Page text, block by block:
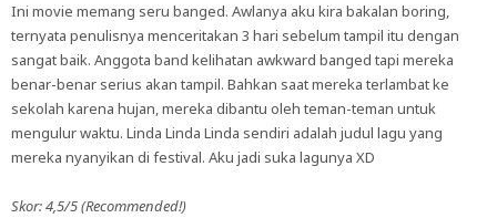
Ini movie memang seru banged. Awlanya aku kira bakalan boring,
ternyata penulisnya menceritakan 3 hari sebelum tampil itu dengan
sangat baik. Anggota band kelihatan awkward banged tapi mereka
benar-benar serius akan tampil. Bahkan saat mereka terlambat ke
sekolah karena hujan, mereka dibantu oleh teman-teman untuk
mengulur waktu. Linda Linda Linda sendiri adalah judul lagu yang
mereka nyanyikan di festival. Aku jadi suka lagunya XD
Skor: 4,5/5 (Recommended!)